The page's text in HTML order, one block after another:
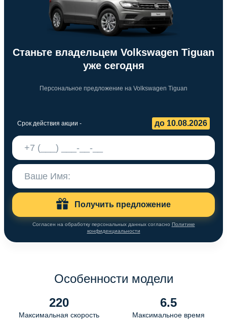
Станьте владельцем Volkswagen Tiguan
уже сегодня
Персональное предложение на Volkswagen Tiguan
Срок действия акции - до 10.08.2026
Получить предложение
Согласен на обработку персональных данных согласно Политике
конфиденциальности
Особенности модели
220
Максимальная скорость
6.5
Максимальное время